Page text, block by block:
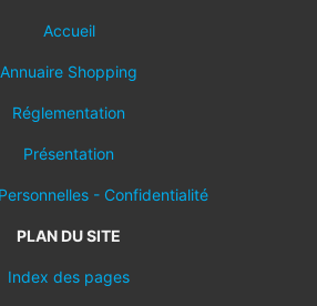
Accueil
Annuaire Shopping
Réglementation
Présentation
- Confidentialité
PLAN DU SITE
Index des pages